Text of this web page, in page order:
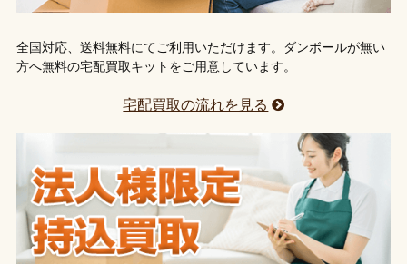
全国対応、送料無料にてご利用いただけます。ダンボールが無い
方へ無料の宅配買取キットをご用意しています。
宅配買取の流れを見る